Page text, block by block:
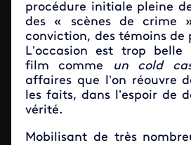
procédure initiale pleine
des « scènes de crime
conviction, des témoins
L’occasion est trop
film comme
un cold
affaires que l’on réouvre
les faits, dans l’espoir de
vérité.
Mobilisant de très